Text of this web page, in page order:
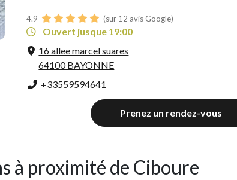
4.9 (sur 12 avis Google)
Ouvert jusque 19:00
16 allee marcel suares
64100 BAYONNE
+33559594641
Prenez un rendez-vous
à proximité de Ciboure